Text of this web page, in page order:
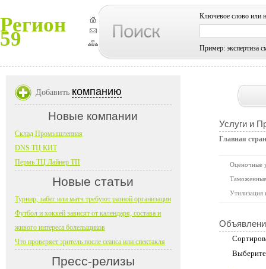
Регион
59
Ключевое слово или
Пример: экспертиза
Услуги и
Главная
Оценочные
Добавить компанию
Новые компании
Склад Промышленная
DNS ТЦ КИТ
Пермь ТЦ Лайнер ТП
Новые статьи
Турнир, забег или матч требуют разной организации
Футбол и хоккей зависят от календаря, состава и
живого интереса болельщиков
Что проверяет зритель после сеанса или спектакля
Пресс-релизы